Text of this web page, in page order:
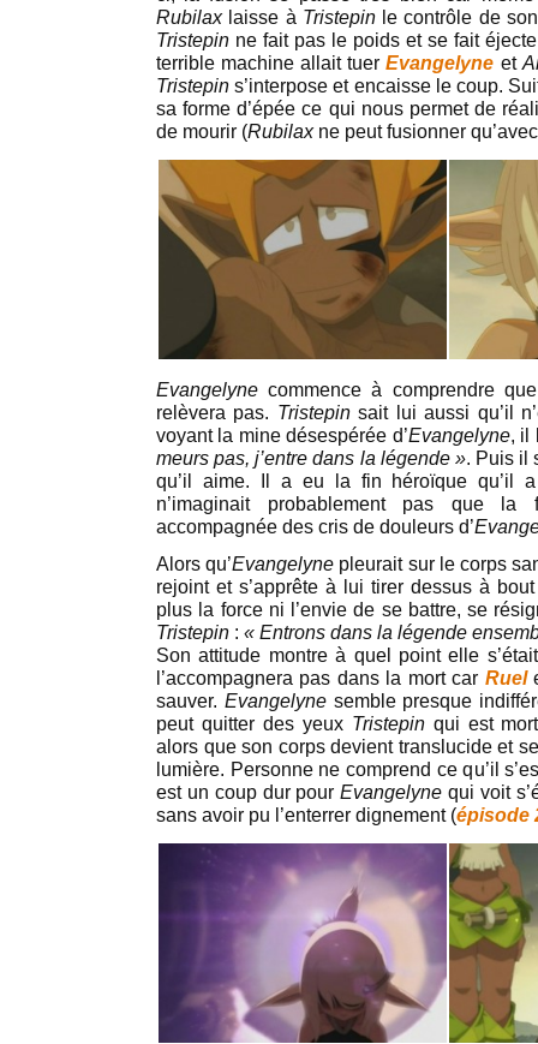
Rubilaxlaisse à Tristepin le contrôle de
Tristepin ne fait pas le poids et se fait
terrible machine allait tuerEvangelyne et
Tristepin s’interpose et encaisse le coup.
sa forme d’épée ce qui nous permet de
de mourir (Rubilax ne peut fusionner
Evangelynecommence à comprendre
relèvera pas. Tristepinsait lui aussi qu’il
voyant la mine désespérée d’Evangelyne, il
meurs pas, j’entre dans la légende ». Puis il
qu’il aime. Il a eu la fin héroïque qu’il
n’imaginait probablement pas que
accompagnée des cris de douleurs d’
Alors qu’Evangelyne pleurait sur le corps
rejoint et s’apprête à lui tirer dessus à
plus la force ni l’envie de se battre, se
Tristepin : « Entrons dans la légende
Son attitude montre à quel point elle
l’accompagnera pas dans la mort car Ruel
sauver. Evangelyne semble presque
peut quitter des yeux Tristepin qui est
alors que son corps devient translucide et
lumière. Personne ne comprend ce qu’il
est un coup dur pourEvangelynequi voit
sans avoir pu l’enterrer dignement (épisode